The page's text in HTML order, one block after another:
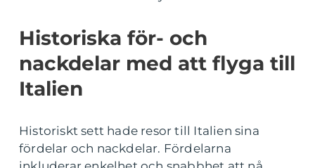
Historiska för- och
nackdelar med att flyga till
Italien
Historiskt sett hade resor till Italien sina
fördelar och nackdelar. Fördelarna